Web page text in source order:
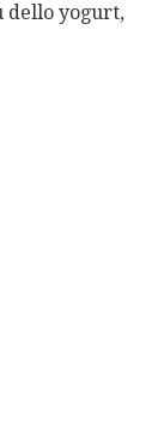
dello yogurt,